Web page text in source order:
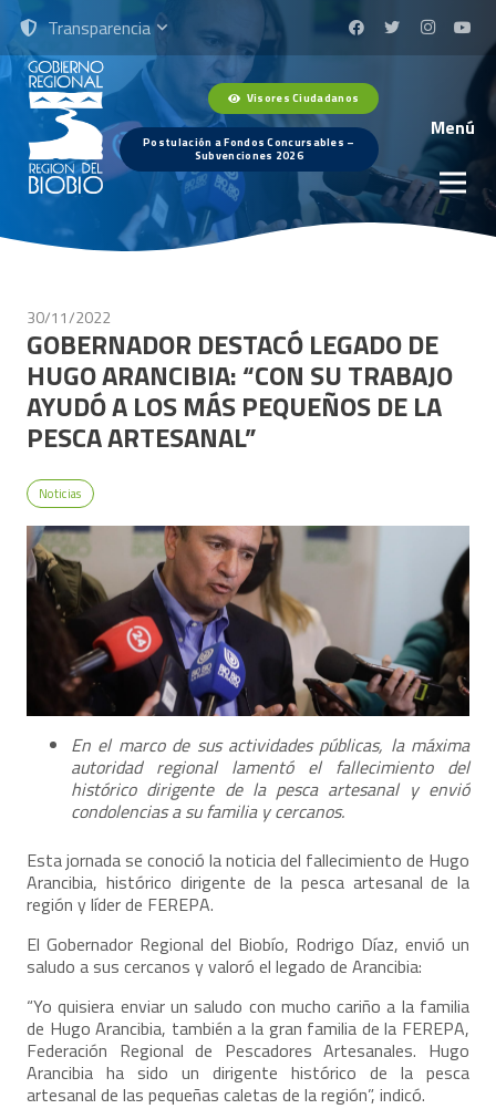
Transparencia
Visores Ciudadanos
Postulación a Fondos Concursables –
Subvenciones 2026
Menú
30/11/2022
GOBERNADOR DESTACÓ LEGADO DE
HUGO ARANCIBIA: “CON SU TRABAJO
AYUDÓ A LOS MÁS PEQUEÑOS DE LA
PESCA ARTESANAL”
Noticias
En el marco de sus actividades públicas, la máxima
autoridad regional lamentó el fallecimiento del
histórico dirigente de la pesca artesanal y envió
condolencias a su familia y cercanos.
Esta jornada se conoció la noticia del fallecimiento de Hugo
Arancibia, histórico dirigente de la pesca artesanal de la
región y líder de FEREPA.
El Gobernador Regional del Biobío, Rodrigo Díaz, envió un
saludo a sus cercanos y valoró el legado de Arancibia:
“Yo quisiera enviar un saludo con mucho cariño a la familia
de Hugo Arancibia, también a la gran familia de la FEREPA,
Federación Regional de Pescadores Artesanales. Hugo
Arancibia ha sido un dirigente histórico de la pesca
artesanal de las pequeñas caletas de la región”, indicó.